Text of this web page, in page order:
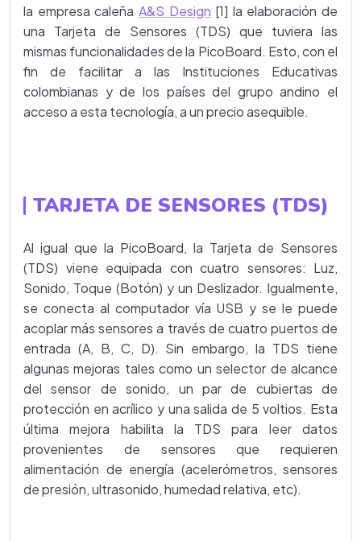
la empresa caleña A&S Design [1] la elaboración de
una Tarjeta de Sensores (TDS) que tuviera las
mismas funcionalidades de la PicoBoard. Esto, con el
fin de facilitar a las Instituciones Educativas
colombianas y de los países del grupo andino el
acceso a esta tecnología, a un precio asequible.
TARJETA DE SENSORES (TDS)
Al igual que la PicoBoard, la Tarjeta de Sensores
(TDS) viene equipada con cuatro sensores: Luz,
Sonido, Toque (Botón) y un Deslizador. Igualmente,
se conecta al computador vía USB y se le puede
acoplar más sensores a través de cuatro puertos de
entrada (A, B, C, D). Sin embargo, la TDS tiene
algunas mejoras tales como un selector de alcance
del sensor de sonido, un par de cubiertas de
protección en acrílico y una salida de 5 voltios. Esta
última mejora habilita la TDS para leer datos
provenientes de sensores que requieren
alimentación de energía (acelerómetros, sensores
de presión, ultrasonido, humedad relativa, etc).